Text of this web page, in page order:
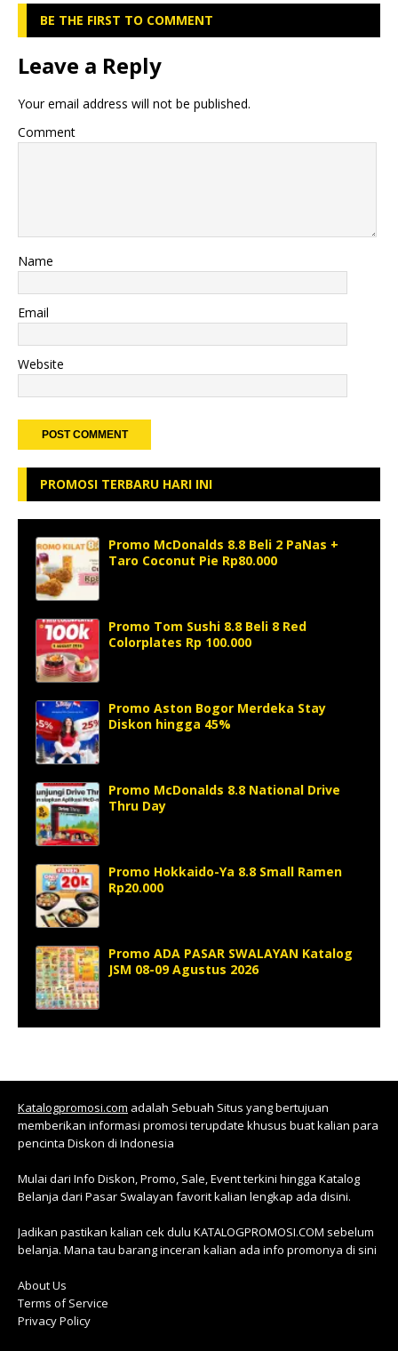
BE THE FIRST TO COMMENT
Leave a Reply
Your email address will not be published.
Comment
Name
Email
Website
PROMOSI TERBARU HARI INI
Promo McDonalds 8.8 Beli 2 PaNas +
Taro Coconut Pie Rp80.000
Promo Tom Sushi 8.8 Beli 8 Red
Colorplates Rp 100.000
Promo Aston Bogor Merdeka Stay
Diskon hingga 45%
Promo McDonalds 8.8 National Drive
Thru Day
Promo Hokkaido-Ya 8.8 Small Ramen
Rp20.000
Promo ADA PASAR SWALAYAN Katalog
JSM 08-09 Agustus 2026
Katalogpromosi.com adalah Sebuah Situs yang bertujuan
memberikan informasi promosi terupdate khusus buat kalian para
pencinta Diskon di Indonesia
Mulai dari Info Diskon, Promo, Sale, Event terkini hingga Katalog
Belanja dari Pasar Swalayan favorit kalian lengkap ada disini.
Jadikan pastikan kalian cek dulu KATALOGPROMOSI.COM sebelum
belanja. Mana tau barang inceran kalian ada info promonya di sini
About Us
Terms of Service
Privacy Policy